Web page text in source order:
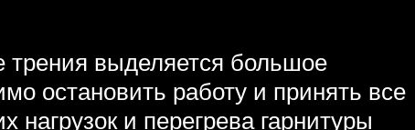
выделяется большое
остановить работу и принять все
и перегрева гарнитуры